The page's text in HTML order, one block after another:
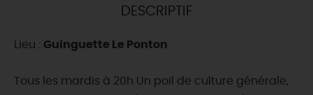
CE WEEK-END
DESCRIPTIF
Lieu : Guinguette Le Ponton
Tous les mardis à 20h Un poil de culture générale,